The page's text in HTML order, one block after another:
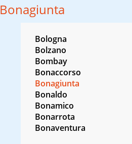
Bonagiunta
Bologna
Bolzano
Bombay
Bonaccorso
Bonagiunta
Bonaldo
Bonamico
Bonarrota
Bonaventura